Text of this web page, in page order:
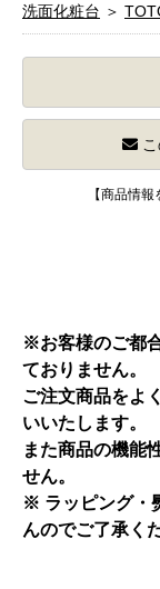
洗面化粧台 ＞
【商品情
※お客様のご都
ておりません。
ご注文商品をよ
いいたします。
また商品の機能
せん。
※ ラッピング・
んのでご了承く